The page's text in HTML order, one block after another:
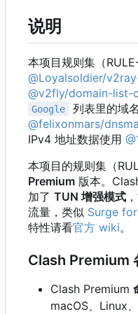
说明
本项目规则集 （
@Loyalsoldier/
@v2fly/domain-list-
Google
列表里的域
@felixonmars/
IPv4 地址数据使用
本项目的规则集 （
Premium 版本。
加了 TUN 增强模式
流量，类似 Surge
特性请看官方 wiki。
Clash Premium
Clash Premium
macOS、Linux